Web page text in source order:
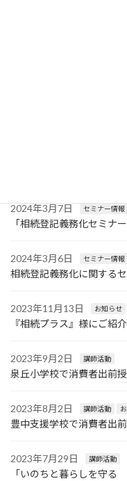
2024年3月7日 セミナー情報
「相続登記義務化セミナ
2024年3月6日 セミナー情報
相続登記義務化に関する
2023年11月13日 お知らせ
『相続プラス』様にご紹
2023年9月2日 講師活動
泉丘小学校で消費者出前
2023年8月2日 講師活動
豊中支援学校で消費者出
2023年7月29日 講師活動
「いのちと暮らしを守る